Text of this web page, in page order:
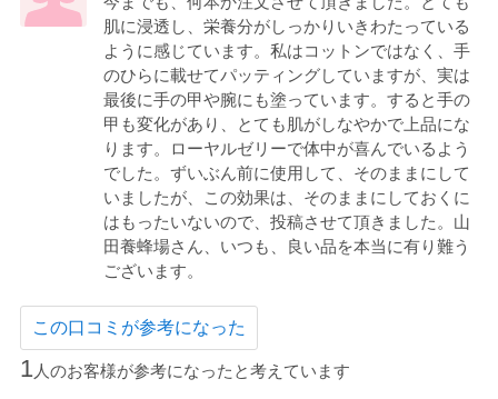
肌に浸透し、栄養分がしっかりいきわたっている
ように感じています。私はコットンではなく、手
のひらに載せてパッティングしていますが、実は
最後に手の甲や腕にも塗っています。すると手の
甲も変化があり、とても肌がしなやかで上品にな
ります。ローヤルゼリーで体中が喜んでいるよう
でした。ずいぶん前に使用して、そのままにして
いましたが、この効果は、そのままにしておくに
はもったいないので、投稿させて頂きました。山
田養蜂場さん、いつも、良い品を本当に有り難う
ございます。
この口コミが参考になった
1人のお客様が参考になったと考えています